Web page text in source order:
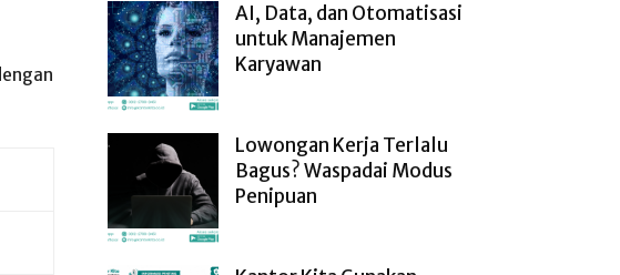
AI, Data, dan Otomatisasi
untuk Manajemen
Karyawan
Lowongan Kerja Terlalu
Bagus? Waspadai Modus
Penipuan